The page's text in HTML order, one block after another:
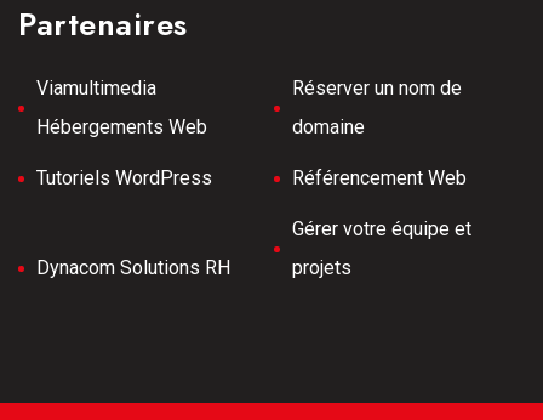
Partenaires
Viamultimedia
Hébergements Web
Réserver un nom de
domaine
Tutoriels WordPress Référencement Web
Dynacom Solutions RH
Gérer votre équipe et
projets